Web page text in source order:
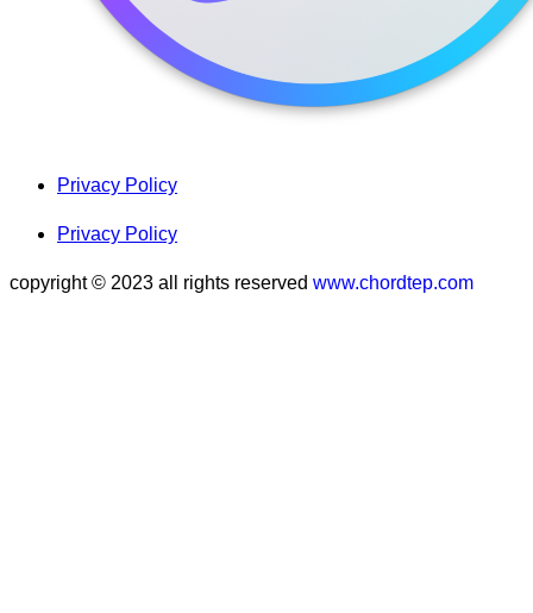
Privacy Policy
Privacy Policy
copyright © 2023 all rights reserved www.chordtep.com